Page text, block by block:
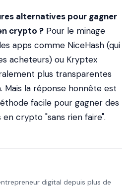
alternatives pour gagner
crypto ? Pour le minage
apps comme NiceHash (qui
acheteurs) ou Kryptex
plus transparentes
Mais la réponse honnête est
facile pour gagner des
crypto "sans rien faire".
digital depuis plus de